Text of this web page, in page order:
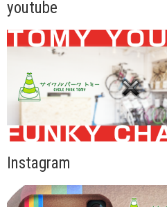
youtube
Instagram